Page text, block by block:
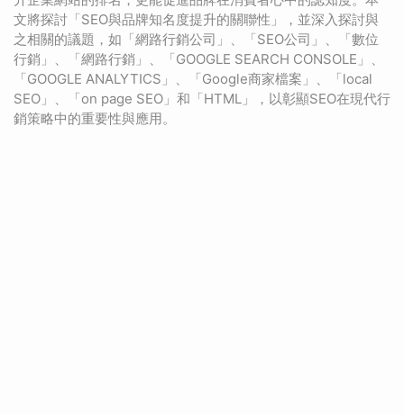
文將探討「SEO與品牌知名度提升的關聯性」，並深入探討與
之相關的議題，如「網路行銷公司」、「SEO公司」、「數位
行銷」、「網路行銷」、「GOOGLE SEARCH CONSOLE」、
「GOOGLE ANALYTICS」、「Google商家檔案」、「local
SEO」、「on page SEO」和「HTML」，以彰顯SEO在現代行
銷策略中的重要性與應用。